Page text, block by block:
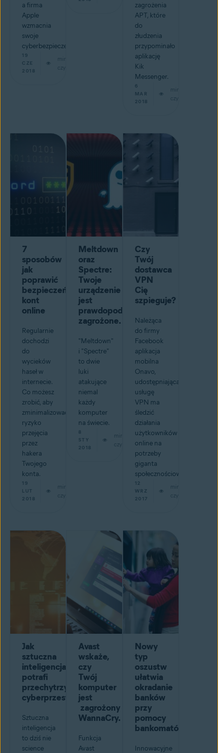
a firma
Apple
wzmacnia
swoje
cyberbezpieczeństwo.
19
CZE
2018
min
czytaj
zagrożenia
APT, które
do
złudzenia
przypominało
aplikację
Kik
Messenger.
6
MAR
2018
min
czytaj
7
sposobów
jak
poprawić
bezpieczeństwo
kont
online
Regularnie
dochodzi
do
wycieków
haseł w
internecie.
Co możesz
zrobić, aby
zminimalizować
ryzyko
przejęcia
przez
hakera
Twojego
konta.
19
LUT
2018
min
czytaj
Meltdown
oraz
Spectre:
Twoje
urządzenie
jest
prawdopodobnie
zagrożone.
"Meltdown"
i "Spectre"
to dwie
luki
atakujące
niemal
każdy
komputer
na świecie.
8
STY
2018
min
czytaj
Czy
Twój
dostawca
VPN
Cię
szpieguje?
Należąca
do firmy
Facebook
aplikacja
mobilna
Onavo,
udostępniająca
usługę
VPN ma
śledzić
działania
użytkowników
online na
potrzeby
giganta
społecznościowego.
12
WRZ
2017
min
czytaj
Jak
sztuczna
inteligencja
potrafi
przechytrzyć
cyberprzestępców
Sztuczna
inteligencja
to dziś nie
science
Avast
wskaże,
czy
Twój
komputer
jest
zagrożony
WannaCry.
Funkcja
Avast
Nowy
typ
oszustw
ułatwia
okradanie
banków
przy
pomocy
bankomatów
Innowacyjne